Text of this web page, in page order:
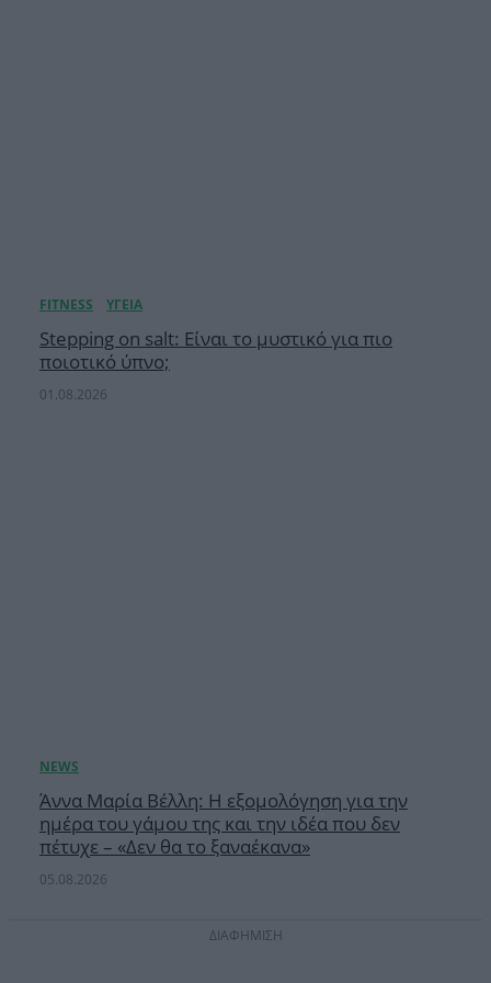
Stepping on salt: Eίναι το μυστικό για πιο
ποιοτικό ύπνο;
01.08.2026
Άννα Μαρία Βέλλη: Η εξομολόγηση για την
ημέρα του γάμου της και την ιδέα που δεν
πέτυχε – «Δεν θα το ξαναέκανα»
05.08.2026
ΔΙΑΦΗΜΙΣΗ